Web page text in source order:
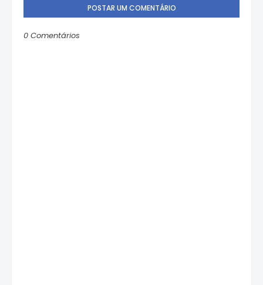
POSTAR UM COMENTÁRIO
0 Comentários